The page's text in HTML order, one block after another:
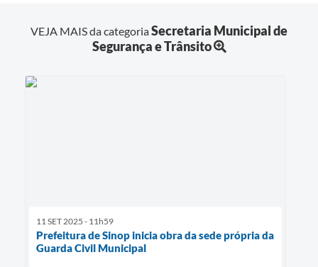
VEJA MAIS da categoriaSecretaria Municipal de
Segurança e Trânsito
11 SET 2025 - 11h59
Prefeitura de Sinop inicia obra da sede própria da
Guarda Civil Municipal